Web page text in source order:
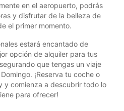
en el aeropuerto, podrás
y disfrutar de la belleza de
el primer momento.
estará encantado de
opción de alquiler para tus
que tengas un viaje
¡Reserva tu coche o
y comienza a descubrir todo lo
para ofrecer!